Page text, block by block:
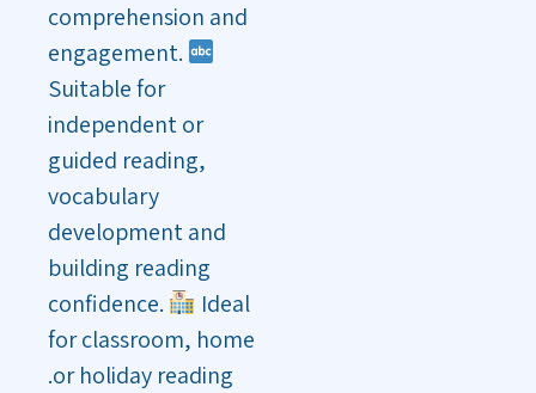
comprehension and
engagement.
Suitable for
independent or
guided reading,
vocabulary
development and
building reading
confidence.
Ideal
for classroom, home
or holiday reading.